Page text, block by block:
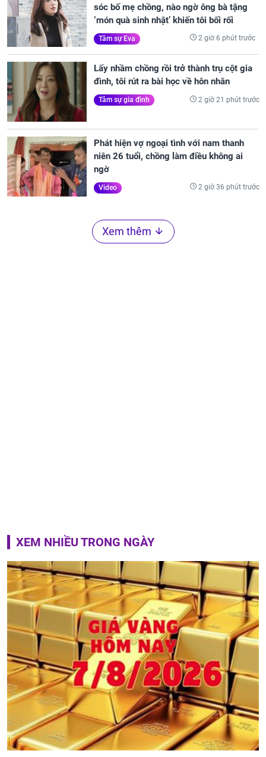
sóc bố mẹ chồng, nào ngờ ông bà tặng
‘món quà sinh nhật’ khiến tôi bối rối
Tâm sự Eva 2 giờ 6 phút trước
Lấy nhầm chồng rồi trở thành trụ cột gia
đình, tôi rút ra bài học về hôn nhân
Tâm sự gia đình 2 giờ 21 phút trước
Phát hiện vợ ngoại tình với nam thanh
niên 26 tuổi, chồng làm điều không ai
ngờ
Video 2 giờ 36 phút trước
Xem thêm
XEM NHIỀU TRONG NGÀY